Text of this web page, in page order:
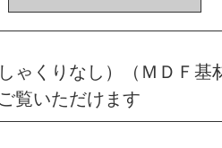
ゃくりなし）（ＭＤＦ
覧いただけます